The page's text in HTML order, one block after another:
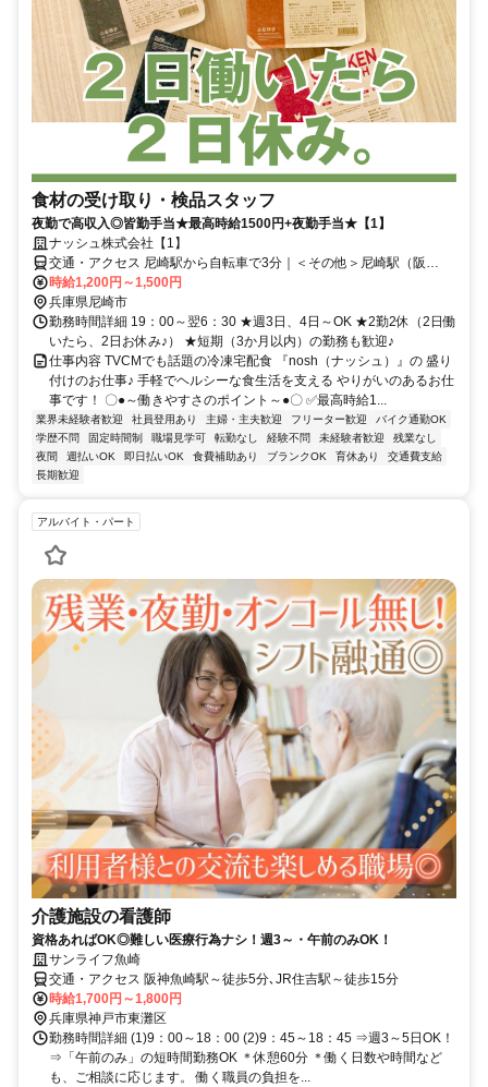
食材の受け取り・検品スタッフ
夜勤で高収入◎皆勤手当★最高時給1500円+夜勤手当★【1】
ナッシュ株式会社【1】
交通・アクセス 尼崎駅から自転車で3分｜＜その他＞尼崎駅（阪
神）・JR塚口駅・JR立花駅からは自転車で10分
時給1,200円～1,500円
兵庫県尼崎市
勤務時間詳細 19：00～翌6：30 ★週3日、4日～OK ★2勤2休（2日働
いたら、2日お休み♪） ★短期（3か月以内）の勤務も歓迎♪
仕事内容 TVCMでも話題の冷凍宅配食 『nosh（ナッシュ）』の 盛り
付けのお仕事♪ 手軽でヘルシーな食生活を支える やりがいのあるお仕
事です！ 〇●～働きやすさのポイント～●〇 ✅️最高時給1...
業界未経験者歓迎 社員登用あり 主婦・主夫歓迎 フリーター歓迎
バイク通勤OK
学歴不問
固定時間制 職場見学可 転勤なし 経験不問 未経験者歓迎
残業なし
夜間
週払いOK 即日払いOK 食費補助あり ブランクOK 育休あり
交通費支給
長期歓迎
アルバイト・パート
介護施設の看護師
資格あればOK◎難しい医療行為ナシ！週3～・午前のみOK！
サンライフ魚崎
交通・アクセス 阪神魚崎駅～徒歩5分､JR住吉駅～徒歩15分
時給1,700円～1,800円
兵庫県神戸市東灘区
勤務時間詳細 (1)9：00～18：00 (2)9：45～18：45 ⇒週3～5日OK！
⇒「午前のみ」の短時間勤務OK ＊休憩60分 ＊働く日数や時間など
も、ご相談に応じます。 働く職員の負担を...